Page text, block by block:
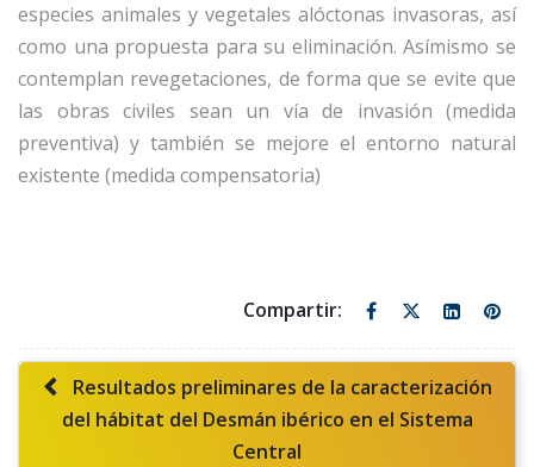
especies animales y vegetales alóctonas invasoras, así
como una propuesta para su eliminación. Asímismo se
contemplan revegetaciones, de forma que se evite que
las obras civiles sean un vía de invasión (medida
preventiva) y también se mejore el entorno natural
existente (medida compensatoria)
Resultados preliminares de la caracterización
del hábitat del Desmán ibérico en el Sistema
Central